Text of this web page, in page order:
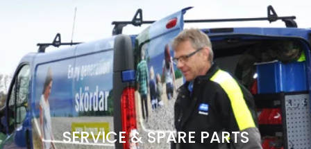
SERVICE & SPARE PARTS